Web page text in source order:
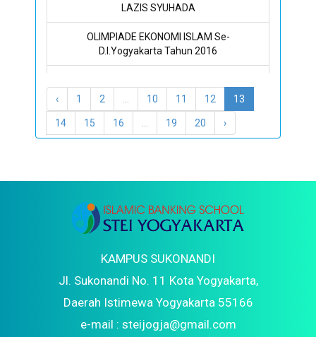
LAZIS SYUHADA
OLIMPIADE EKONOMI ISLAM Se-
D.I.Yogyakarta Tahun 2016
Tahun 2016
‹ 1 2 10 11 12 13
14 15 16 19 20 ›
KAMPUS SUKONANDI
Jl. Sukonandi No. 11 Kota Yogyakarta,
Daerah Istimewa Yogyakarta 55166
e-mail : steijogja@gmail.com